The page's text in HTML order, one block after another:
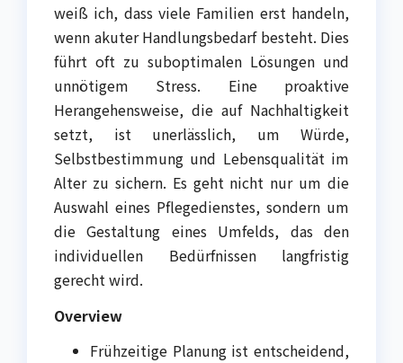
weiß ich, dass viele Familien erst handeln,
wenn akuter Handlungsbedarf besteht. Dies
führt oft zu suboptimalen Lösungen und
unnötigem Stress. Eine proaktive
Herangehensweise, die auf Nachhaltigkeit
setzt, ist unerlässlich, um Würde,
Selbstbestimmung und Lebensqualität im
Alter zu sichern. Es geht nicht nur um die
Auswahl eines Pflegedienstes, sondern um
die Gestaltung eines Umfelds, das den
individuellen Bedürfnissen langfristig
gerecht wird.
Overview
Frühzeitige Planung ist entscheidend,